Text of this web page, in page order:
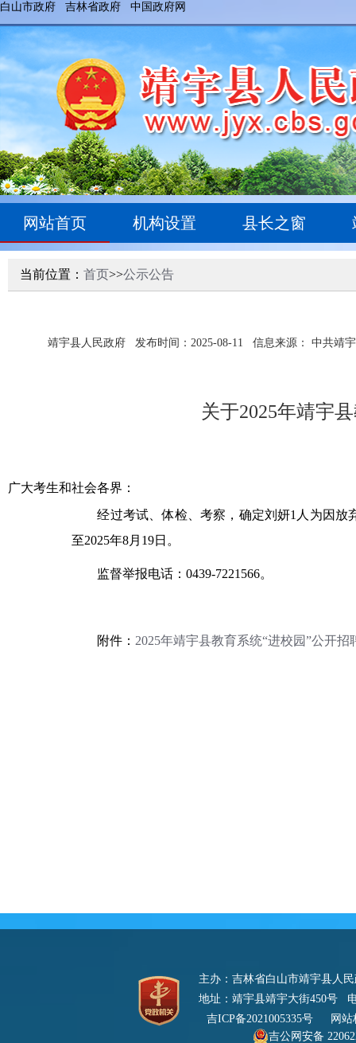
白山市政府 吉林省政府 中国政府网
网站首页 机构设置 县长之窗
当前位置： 首页>>公示公告
靖宇县人民政府 发布时间：2025-08-11 信息来源： 中共靖
关于2025年靖宇
广大考生和社会各界：
经过考试、体检、考察，确定刘妍1 人 为因放
至2025年8月 19日。
监督举报电话： 0439-7221566。
附件： 2025年靖宇县教育系统“进校园”公开招
主办：吉林省白山市靖宇县人
地址：靖宇县靖宇大街450号
吉ICP备2021005335号
网站
吉公网安备